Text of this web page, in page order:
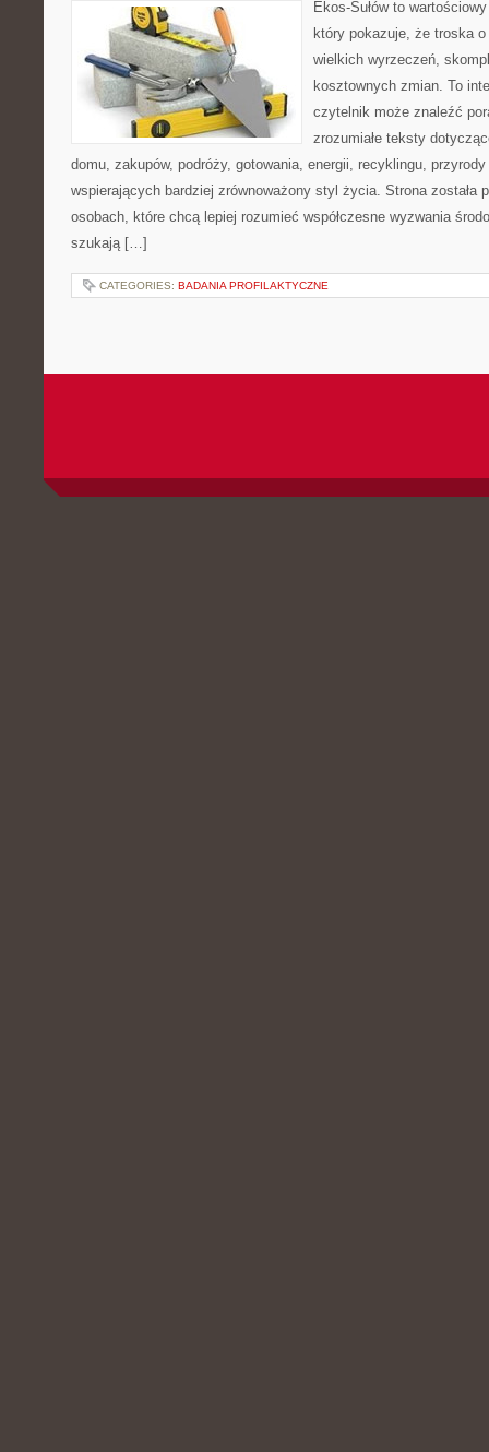
Ekos-Sułów to
który pokazuje, że troska
wielkich wyrzeczeń,
kosztownych zmian. To
czytelnik może znaleźć
zrozumiałe teksty
domu, zakupów, podróży, gotowania, energii, recyklingu,
wspierających bardziej zrównoważony styl życia. Strona została
osobach, które chcą lepiej rozumieć współczesne wyzwania
szukają […]
CATEGORIES: BADANIA PROFILAKTYCZNE